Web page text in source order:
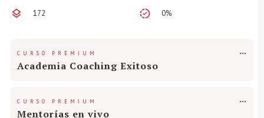
172 0%
CURSO PREMIUM
Academia Coaching Exitoso
CURSO PREMIUM
Mentorías en vivo